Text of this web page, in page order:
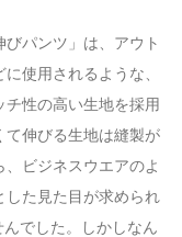
びパンツ」は、アウト
に使用されるような、
チ性の高い生地を採用
て伸びる生地は縫製が
、ビジネスウエアのよ
した見た目が求められ
でした。しかしなん